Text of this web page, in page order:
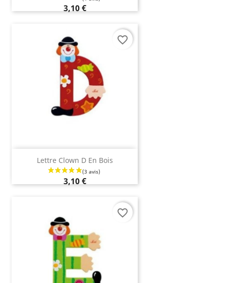
3,10 €
Lettre Clown D En Bois
3,10 €
favorite_border
favorite_border